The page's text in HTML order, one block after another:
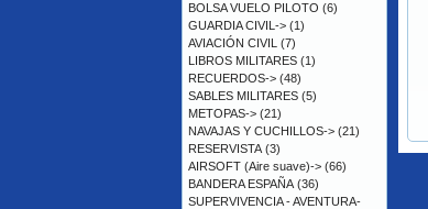
BOLSA VUELO PILOTO (6)
GUARDIA CIVIL-> (1)
AVIACIÓN CIVIL (7)
LIBROS MILITARES (1)
RECUERDOS-> (48)
SABLES MILITARES (5)
METOPAS-> (21)
NAVAJAS Y CUCHILLOS-> (21)
RESERVISTA (3)
AIRSOFT (Aire suave)-> (66)
BANDERA ESPAÑA (36)
SUPERVIVENCIA - AVENTURA-